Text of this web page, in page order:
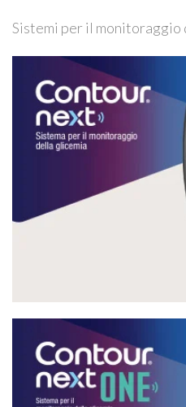
Sistemi per il monitoraggio